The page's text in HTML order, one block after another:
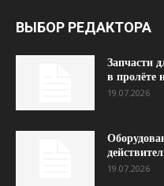
ВЫБОР РЕДАКТОРА
Запчасти
в пролёте
19.07.2026
19.07.2026